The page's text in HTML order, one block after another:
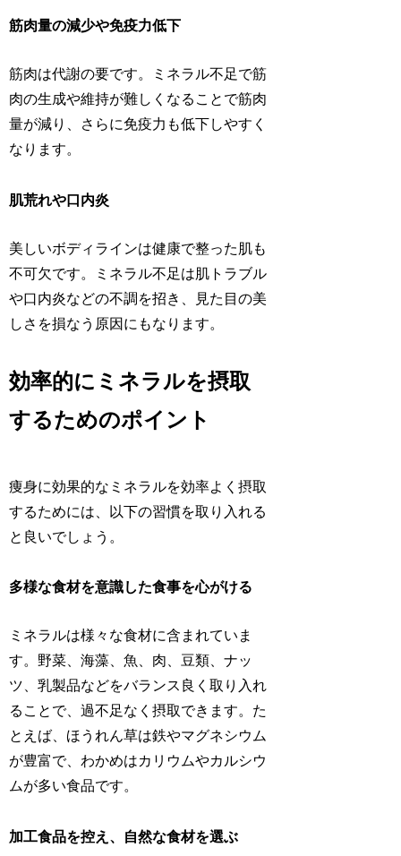
筋肉量の減少や免疫力低下
筋肉は代謝の要です。ミネラル不足で筋
肉の生成や維持が難しくなることで筋肉
量が減り、さらに免疫力も低下しやすく
なります。
肌荒れや口内炎
美しいボディラインは健康で整った肌も
不可欠です。ミネラル不足は肌トラブル
や口内炎などの不調を招き、見た目の美
しさを損なう原因にもなります。
効率的にミネラルを摂取
するためのポイント
痩身に効果的なミネラルを効率よく摂取
するためには、以下の習慣を取り入れる
と良いでしょう。
多様な食材を意識した食事を心がける
ミネラルは様々な食材に含まれていま
す。野菜、海藻、魚、肉、豆類、ナッ
ツ、乳製品などをバランス良く取り入れ
ることで、過不足なく摂取できます。た
とえば、ほうれん草は鉄やマグネシウム
が豊富で、わかめはカリウムやカルシウ
ムが多い食品です。
加工食品を控え、自然な食材を選ぶ